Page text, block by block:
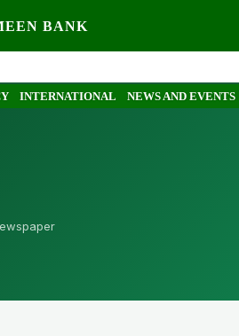
BANK
INTERNATIONAL NEWS AND EVENTS